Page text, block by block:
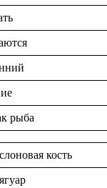
рыба
слоновая кость
ягуар